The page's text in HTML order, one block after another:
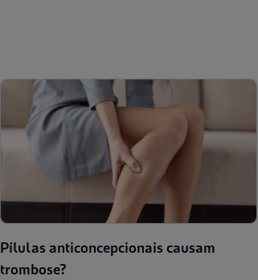
Pílulas anticoncepcionais causam
trombose?​